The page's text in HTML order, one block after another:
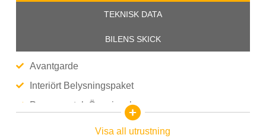
TEKNISK DATA
BILENS SKICK
Avantgarde
Interiört Belysningspaket
Panoramatak Öppningsbar
Visa all utrustning